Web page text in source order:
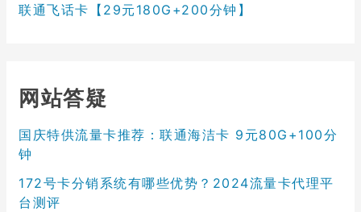
联通飞话卡【29元180G+200分钟】
网站答疑
国庆特供流量卡推荐：联通海洁卡 9元80G+100分
钟
172号卡分销系统有哪些优势？2024流量卡代理平
台测评